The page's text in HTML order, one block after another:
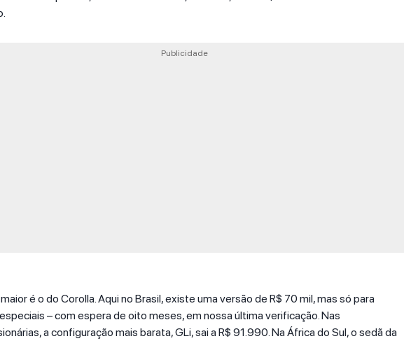
Publicidade
é o do Corolla. Aqui no Brasil, existe uma versão de R$ 70 mil, mas só para
– com espera de oito meses, em nossa última verificação. Nas
a configuração mais barata, GLi, sai a R$ 91.990. Na África do Sul, o sedã da